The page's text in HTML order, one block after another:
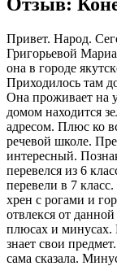
Привет. Народ.
Григорьевой
она в городе
Приходилось там
Она проживает на
домом находится
адресом. Плюс ко
речевой школе.
интересный.
перевелся из 6
перевели в 7
хрен с рогами и
отвлекся от
плюсах и минусах.
знает свои
сама сказала.